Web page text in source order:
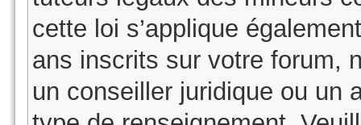
cette loi s’applique
ans inscrits sur votre forum,
un conseiller juridique ou un